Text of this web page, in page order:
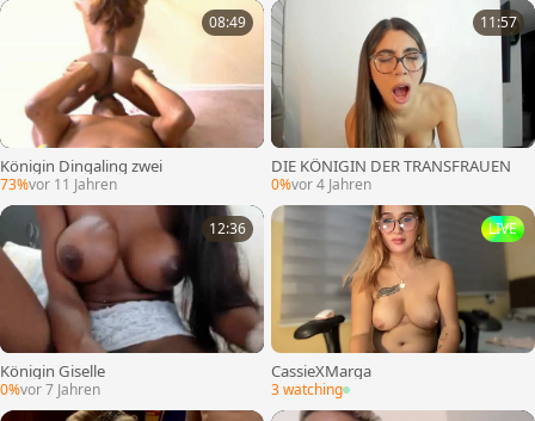
08:49
Königin Dingaling zwei
73%vor 11 Jahren
11:57
DIE KÖNIGIN DER TRANSFRAUEN
0%vor 4 Jahren
12:36
Königin Giselle
0%vor 7 Jahren
LIVE
CassieXMarga
3 watching